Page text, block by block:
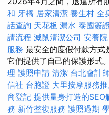
和 牙橋 居家清潔 養生村 全
話查詢 天花板 漏水 泰國簽證
請流程 滅鼠清潔公司 安養
服務 最安全的度假付款方式
它們提供了自己的保護形式。
理 護照申請 清潔 台北會計
信社 台胞證 大里按摩服務
商登記 提供量身打造的SEO
務 新竹整復服務 護照過期